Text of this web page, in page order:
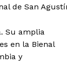
Andes
de San
Su amplia
en la Bienal
y